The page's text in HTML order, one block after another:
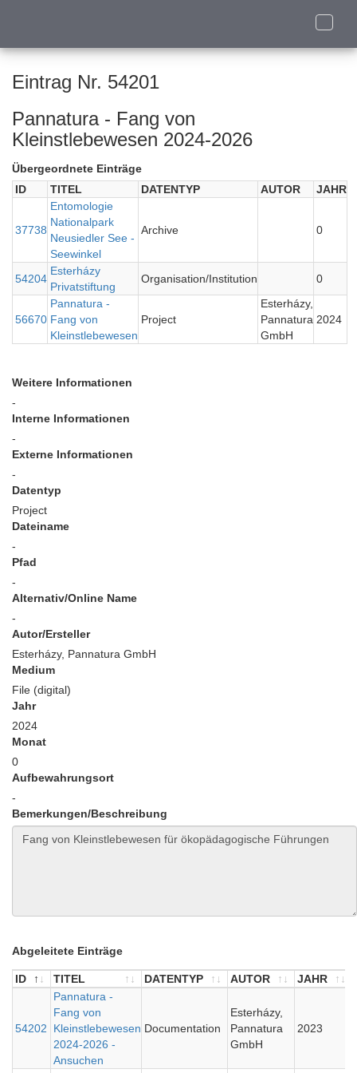
Toggle
Eintrag Nr. 54201
Pannatura - Fang von
Kleinstlebewesen 2024-2026
Übergeordnete Einträge
ID
TITEL DATENTYP AUTOR JAHR
37738
Entomologie
Nationalpark
Neusiedler See -
Seewinkel
Archive 0
54204
Esterházy
Privatstiftung
Organisation/Institution 0
56670
Pannatura -
Fang von
Kleinstlebewesen
Project
Esterházy,
Pannatura
GmbH
2024
Weitere Informationen
-
Interne Informationen
-
Externe Informationen
-
Datentyp
Project
Dateiname
-
Pfad
-
Alternativ/Online Name
-
Autor/Ersteller
Esterházy, Pannatura GmbH
Medium
File (digital)
Jahr
2024
Monat
0
Aufbewahrungsort
-
Bemerkungen/Beschreibung
Abgeleitete Einträge
ID TITEL DATENTYP AUTOR
JAHR
TITEL
54202
Pannatura -
Fang von
Kleinstlebewesen
2024-2026 -
Ansuchen
Documentation
Esterházy,
Pannatura
GmbH
2023